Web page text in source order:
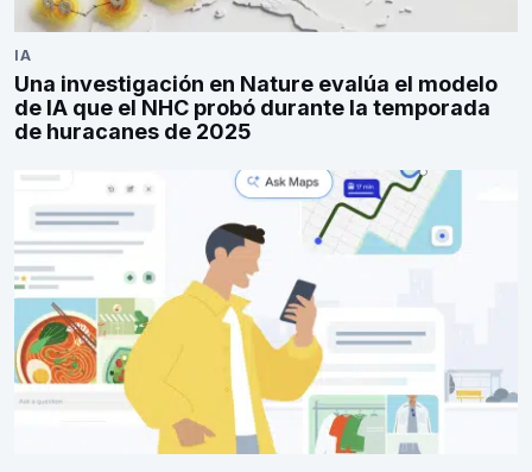
IA
Una investigación en Nature evalúa el modelo
de IA que el NHC probó durante la temporada
de huracanes de 2025